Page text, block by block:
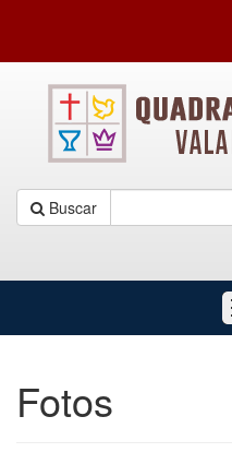
Buscar
Fotos